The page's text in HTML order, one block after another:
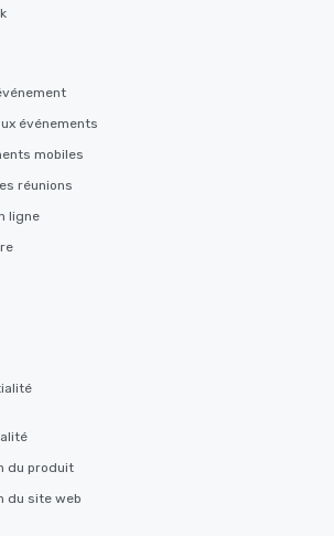
événements
mobiles
réunions
ligne
du produit
du site web